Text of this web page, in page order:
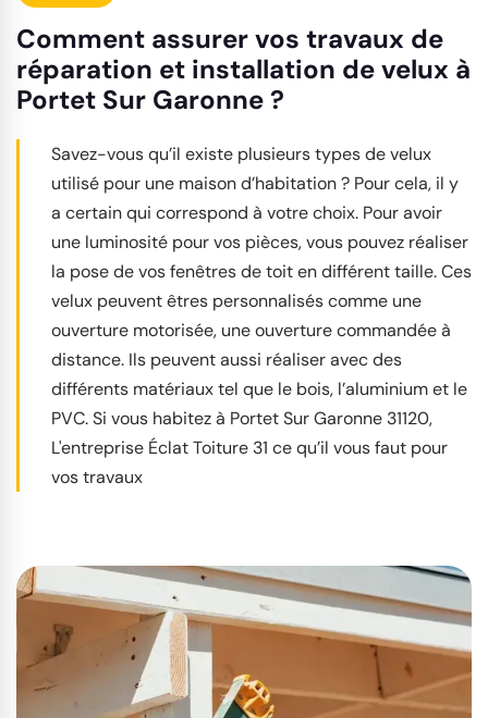
Comment assurer vos travaux de
réparation et installation de velux à
Portet Sur Garonne ?
Savez-vous qu’il existe plusieurs types de velux
utilisé pour une maison d’habitation ? Pour cela, il y
a certain qui correspond à votre choix. Pour avoir
une luminosité pour vos pièces, vous pouvez réaliser
la pose de vos fenêtres de toit en différent taille. Ces
velux peuvent êtres personnalisés comme une
ouverture motorisée, une ouverture commandée à
distance. Ils peuvent aussi réaliser avec des
différents matériaux tel que le bois, l’aluminium et le
PVC. Si vous habitez à Portet Sur Garonne 31120,
L'entreprise Éclat Toiture 31 ce qu’il vous faut pour
vos travaux